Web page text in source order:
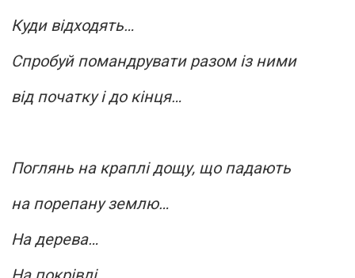
Куди відходять…
Спробуй помандрувати разом із ними
від початку і до кінця…
Поглянь на краплі дощу, що падають
на порепану землю…
На дерева…